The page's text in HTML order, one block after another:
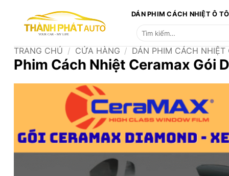
dung
DÁN PHIM CÁCH NHIỆT Ô TÔ
Tìm
TRANG CHỦ / CỬA HÀNG / DÁN PHIM CÁCH NHIỆT
Phim Cách Nhiệt Ceramax Gói